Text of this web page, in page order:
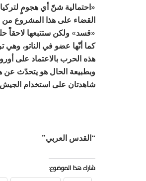
«احتمالية شنّ أي هجومٍ
القضاء على هذا المشروع من
«قسد» ولكن ستتبعها لاحقاً
كما أنّها عضو في الناتو، وهي
هذه الحرب بالاعتماد على
وبطبيعة الحال هو يتحدّث عن
شاهدتان على استخدام الجيش
“القدس العربي”
شارك هذا الموضوع: